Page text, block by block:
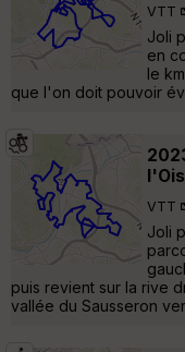
VTT
Joli
en
le
que l'on doit pouvoir
VTT
Joli
puis revient sur la rive
vallée du Sausseron